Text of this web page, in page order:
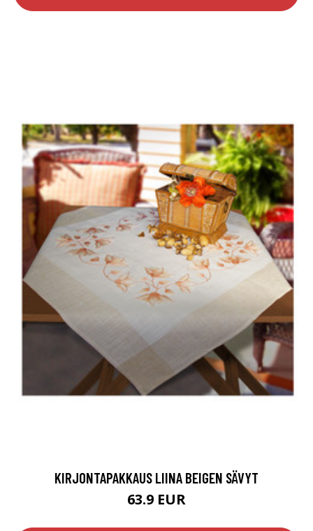
KIRJONTAPAKKAUS LIINA BEIGEN SÄVYT
63.9 EUR